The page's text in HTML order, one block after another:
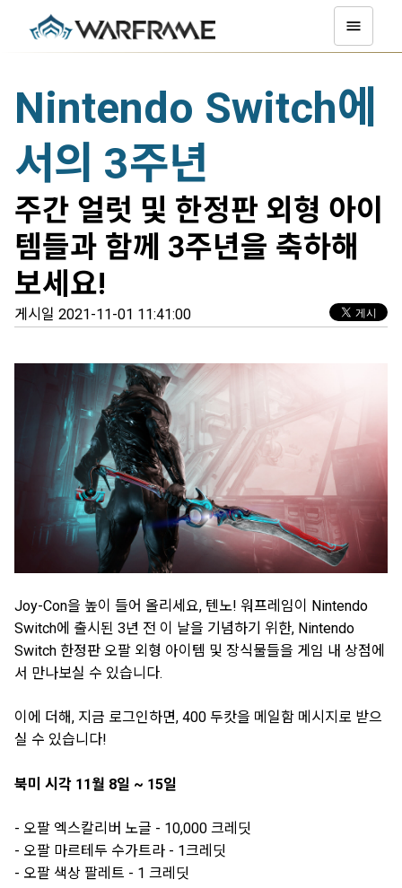
Nintendo Switch에
서의 3주년
주간 얼럿 및 한정판 외형 아이
템들과 함께 3주년을 축하해
보세요!
게시일 2021-11-01 11:41:00
Joy-Con을 높이 들어 올리세요, 텐노! 워프레임이 Nintendo
Switch에 출시된 3년 전 이 날을 기념하기 위한, Nintendo
Switch 한정판 오팔 외형 아이템 및 장식물들을 게임 내 상점에
서 만나보실 수 있습니다.
이에 더해, 지금 로그인하면, 400 두캇을 메일함 메시지로 받으
실 수 있습니다!
북미 시각 11월 8일 ~ 15일
- 오팔 엑스칼리버 노글 - 10,000 크레딧
- 오팔 마르테두 수가트라 - 1크레딧
- 오팔 색상 팔레트 - 1 크레딧